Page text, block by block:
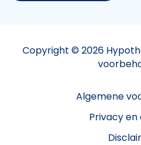
Copyright © 2026
Algemene
Privacy en